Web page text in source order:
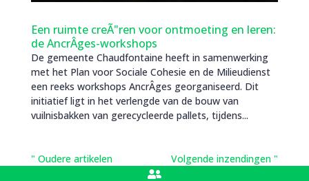
Een ruimte creÃ"ren voor ontmoeting en leren:
de AncrÂges-workshops
De gemeente Chaudfontaine heeft in samenwerking
met het Plan voor Sociale Cohesie en de Milieudienst
een reeks workshops AncrÂges georganiseerd. Dit
initiatief ligt in het verlengde van de bouw van
vuilnisbakken van gerecycleerde pallets, tijdens...
" Oudere artikelen Volgende inzendingen "
